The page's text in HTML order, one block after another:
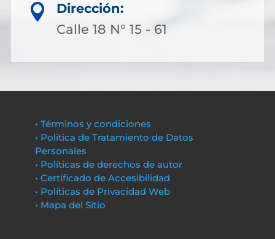

Dirección:
Calle 18 N° 15 - 61
• Términos y condiciones
• Política de Tratamiento de Datos
Personales
• Políticas de derechos de autor
• Certificado de Accesibilidad
• Políticas de Privacidad Web
• Mapa del Sitio